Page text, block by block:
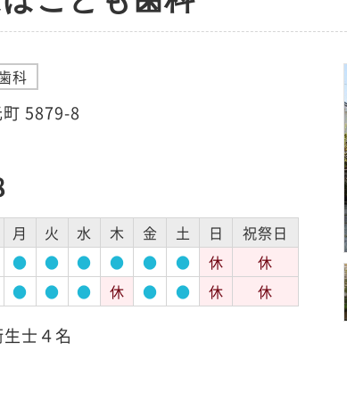
科
5879-8
月 火 水 木 金 土 日
祝祭日
● ● ● ● ● ● 休
休
● ● ● 休 ● ● 休 休
士４名